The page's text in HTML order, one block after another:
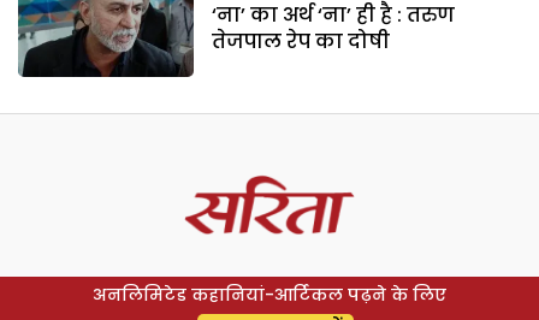
‘ना’ का अर्थ ‘ना’ ही है : तरुण
तेजपाल रेप का दोषी
अनलिमिटेड कहानियां-आर्टिकल पढ़ने के लिए